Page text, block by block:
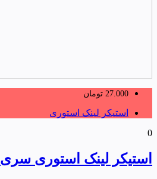
27.000 تومان
استیکر لینک استوری
0
استیکر لینک استوری سری 2